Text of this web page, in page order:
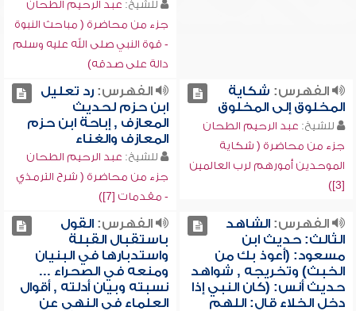
للشيخ: عبد الرحيم الطحان
جزء من محاضرة ( مباحث النبوة
- قوة النبي صلى الله عليه وسلم
دالة على صدقه)
الفهرس: شكاية
المخلوق إلى المخلوق
للشيخ: عبد الرحيم الطحان
جزء من محاضرة ( شكاية
الموحدين أمورهم لرب العالمين
[3])
الفهرس:رد تعليل
ابن حزم لحديث
المعازف , إباحة ابن حزم
المعازف والغناء
للشيخ: عبد الرحيم الطحان
جزء من محاضرة ( شرح الترمذي
- مقدمات [7])
الفهرس:الشاهد
الثالث: حديث ابن
مسعود: (أعوذ بك من
الخبث) وتخريجه , شواهد
حديث أنس: (كان النبي إذا
دخل الخلاء قال: اللهم
الفهرس:القول
باستقبال القبلة
واستدبارها في البنيان
ومنعه في الصحراء ...
نسبته وبيان أدلته , أقوال
العلماء في النهي عن